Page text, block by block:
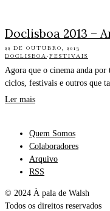
Doclisboa 2013 –
22 DE OUTUBRO, 2013
DOCLISBOA·FESTIVAIS
Agora que o cinema anda por
ciclos, festivais e outros que
Ler mais
Quem Somos
Colaboradores
Arquivo
RSS
© 2024 À pala de Walsh
Todos os direitos reservados